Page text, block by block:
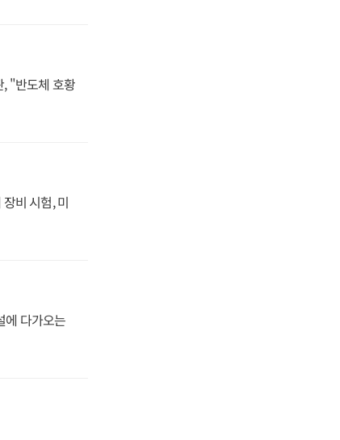
, "반도체 호황
비 시험, 미
에 다가오는